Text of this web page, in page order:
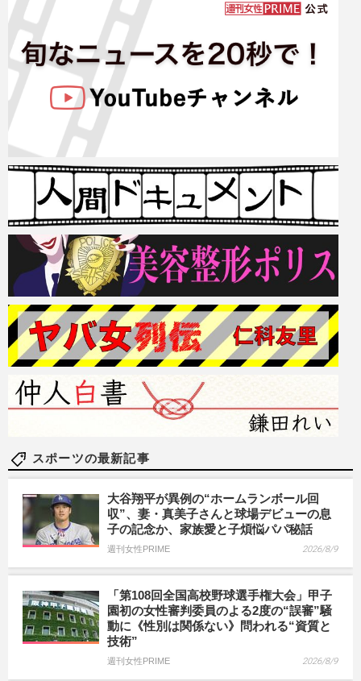
スポーツの最新記事
大谷翔平が異例の“ホームランボール回
収”、妻・真美子さんと球場デビューの息
子の記念か、家族愛と子煩悩パパ秘話
週刊女性PRIME 2026/8/9
「第108回全国高校野球選手権大会」甲子
園初の女性審判委員のよる2度の“誤審”騒
動に《性別は関係ない》問われる“資質と
技術”
週刊女性PRIME 2026/8/9